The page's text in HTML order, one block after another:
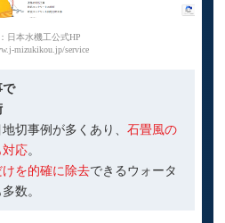
日本水機工公式HP
mizukikou.jp/service
で
切事例が多くあり、 石畳風の
対応。
を的確に除去できるウォータ
数。